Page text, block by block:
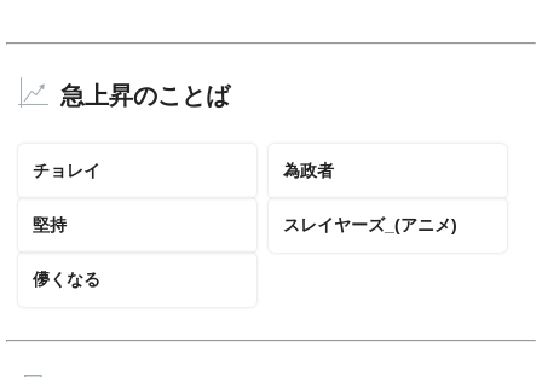
急上昇のことば
チョレイ 為政者
堅持 スレイヤーズ_(アニメ)
儚くなる